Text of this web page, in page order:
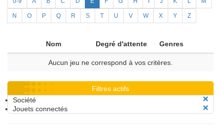
N O P Q R S T U V W X Y Z
Nom Degré d'attente Genres
Aucun jeu ne correspond à vos critères.
Filtres actifs
Société
Jouets connectés